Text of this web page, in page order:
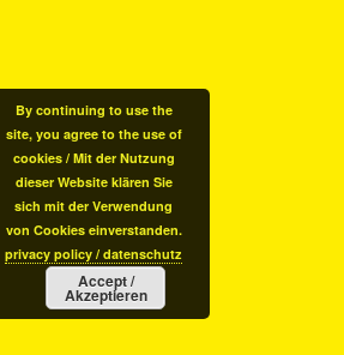
By continuing to use the
site, you agree to the use of
cookies / Mit der Nutzung
dieser Website klären Sie
sich mit der Verwendung
von Cookies einverstanden.
privacy policy / datenschutz
Accept /
Akzeptieren